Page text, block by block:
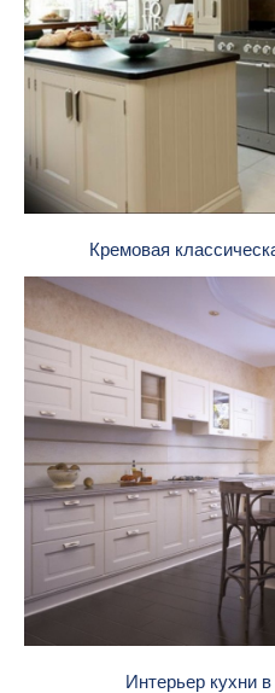
Кремовая
Интерьер кухни